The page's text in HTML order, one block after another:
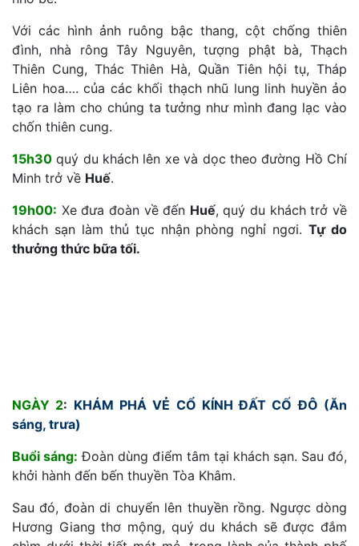
Với các hình ảnh ruông bậc thang, cột chống thiên
đình, nhà rông Tây Nguyên, tượng phật bà, Thạch
Thiên Cung, Thác Thiên Hà, Quần Tiên hội tụ, Tháp
Liên hoa…. của các khối thạch nhũ lung linh huyền ảo
tạo ra làm cho chúng ta tưởng như mình đang lạc vào
chốn thiên cung.
15h30 quý du khách lên xe và dọc theo đường Hồ Chí
Minh trở về Huế.
19h00: Xe đưa đoàn về đến Huế, quý du khách trở về
khách sạn làm thủ tục nhận phòng nghỉ ngơi.Tự do
thưởng thức bữa tối.
NGÀY 2: KHÁM PHÁ VẺ CỔ KÍNH ĐẤT CỐ ĐÔ (Ăn
sáng, trưa)
Buổi sáng: Đoàn dùng điểm tâm tại khách sạn. Sau đó,
khởi hành đến bến thuyền Tòa Khâm.
Sau đó, đoàn di chuyển lên thuyền rồng. Ngược dòng
Hương Giang thơ mộng, quý du khách sẽ được đắm